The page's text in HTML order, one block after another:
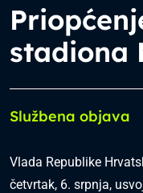
stadiona
Službena objava
Vlada Republike
četvrtak, 6. srpnja,